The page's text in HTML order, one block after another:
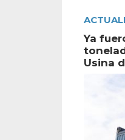
Ya
Usina